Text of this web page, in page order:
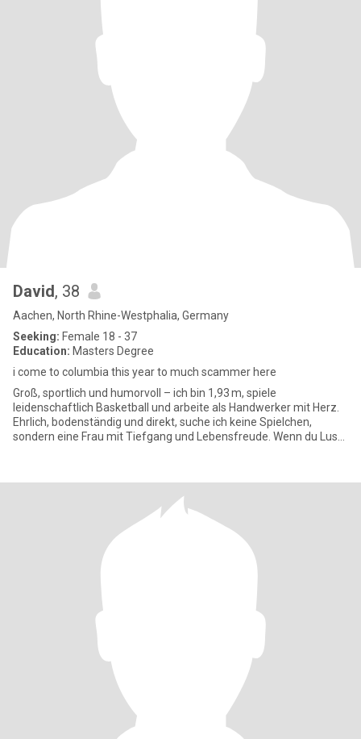
David, 38
Aachen, North Rhine-Westphalia, Germany
Seeking: Female 18 - 37
Education: Masters Degree
i come to columbia this year to much scammer here
Groß, sportlich und humorvoll – ich bin 1,93 m, spiele
leidenschaftlich Basketball und arbeite als Handwerker mit Herz.
Ehrlich, bodenständig und direkt, suche ich keine Spielchen,
sondern eine Frau mit Tiefgang und Lebensfreude. Wenn du Lust